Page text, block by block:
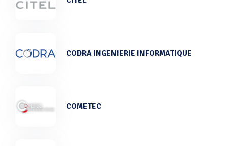
CODRA INGENIERIE INFORMATIQUE
COMETEC